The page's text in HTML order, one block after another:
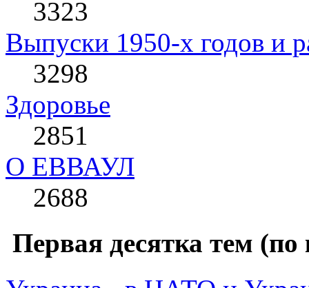
3323
Выпуски 1950-х годов и
3298
Здоровье
2851
О ЕВВАУЛ
2688
Первая десятка тем (по